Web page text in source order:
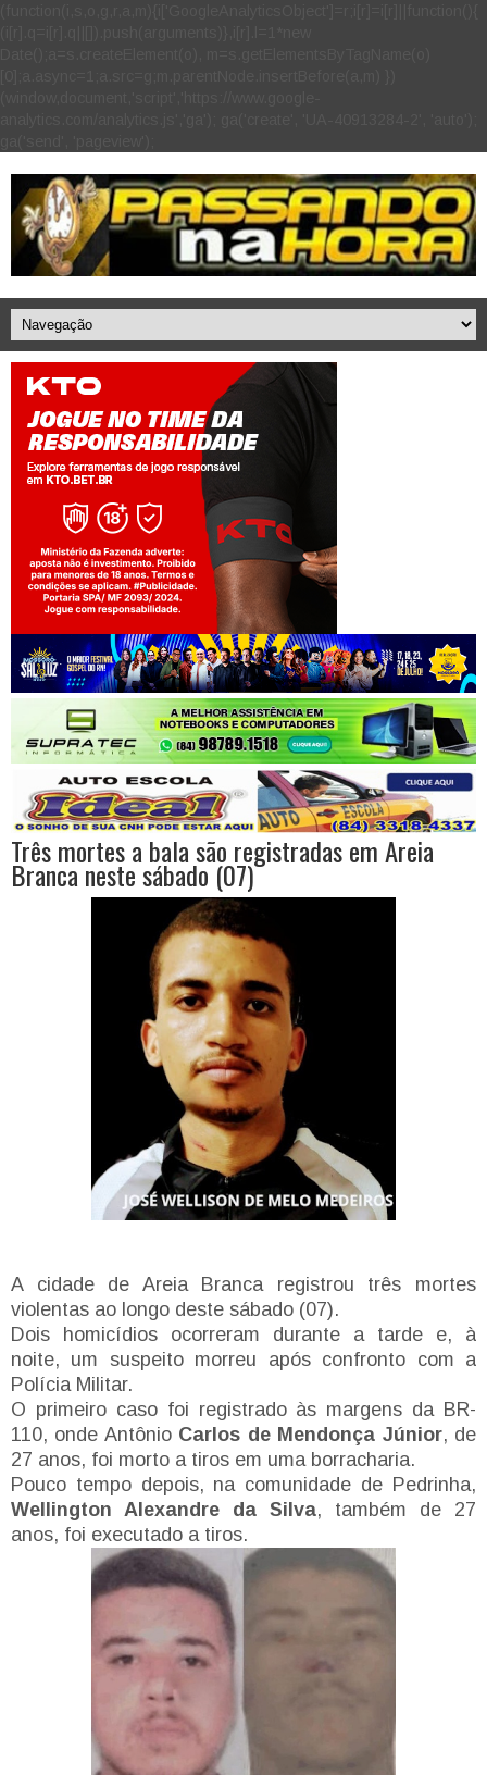
Jogue com responsabilidade. 18+
Três mortes a bala são registradas em Areia
Branca neste sábado (07)
A cidade de Areia Branca registrou três mortes
violentas ao longo deste sábado (07).
Dois homicídios ocorreram durante a tarde e, à
noite, um suspeito morreu após confronto com a
Polícia Militar.
O primeiro caso foi registrado às margens da BR-
110, onde Antônio Carlos de Mendonça Júnior, de
27 anos, foi morto a tiros em uma borracharia.
Pouco tempo depois, na comunidade de Pedrinha,
Wellington Alexandre da Silva, também de 27
anos, foi executado a tiros.